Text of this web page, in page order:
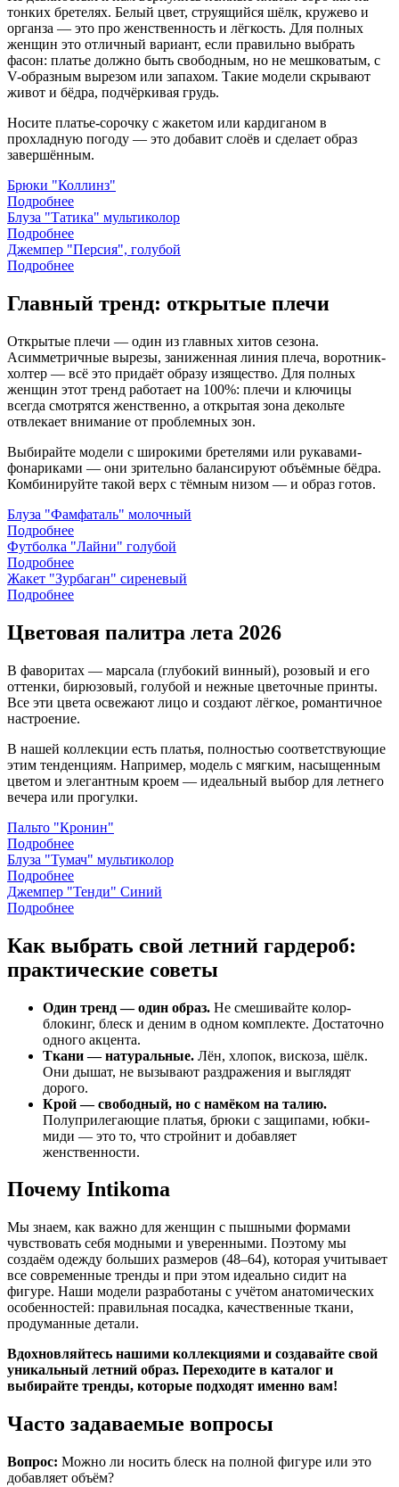
тонких бретелях. Белый цвет, струящийся шёлк, кружево и
органза — это про женственность и лёгкость. Для полных
женщин это отличный вариант, если правильно выбрать
фасон: платье должно быть свободным, но не мешковатым, с
V-образным вырезом или запахом. Такие модели скрывают
живот и бёдра, подчёркивая грудь.
Носите платье-сорочку с жакетом или кардиганом в
прохладную погоду — это добавит слоёв и сделает образ
завершённым.
Брюки "Коллинз"
Подробнее
Блуза "Татика" мультиколор
Подробнее
Джемпер "Персия", голубой
Подробнее
Главный тренд: открытые плечи
Открытые плечи — один из главных хитов сезона.
Асимметричные вырезы, заниженная линия плеча, воротник-
холтер — всё это придаёт образу изящество. Для полных
женщин этот тренд работает на 100%: плечи и ключицы
всегда смотрятся женственно, а открытая зона декольте
отвлекает внимание от проблемных зон.
Выбирайте модели с широкими бретелями или рукавами-
фонариками — они зрительно балансируют объёмные бёдра.
Комбинируйте такой верх с тёмным низом — и образ готов.
Блуза "Фамфаталь" молочный
Подробнее
Футболка "Лайни" голубой
Подробнее
Жакет "Зурбаган" сиреневый
Подробнее
Цветовая палитра лета 2026
В фаворитах — марсала (глубокий винный), розовый и его
оттенки, бирюзовый, голубой и нежные цветочные принты.
Все эти цвета освежают лицо и создают лёгкое, романтичное
настроение.
В нашей коллекции есть платья, полностью соответствующие
этим тенденциям. Например, модель с мягким, насыщенным
цветом и элегантным кроем — идеальный выбор для летнего
вечера или прогулки.
Пальто "Кронин"
Подробнее
Блуза "Тумач" мультиколор
Подробнее
Джемпер "Тенди" Синий
Подробнее
Как выбрать свой летний гардероб:
практические советы
Один тренд — один образ. Не смешивайте колор-
блокинг, блеск и деним в одном комплекте. Достаточно
одного акцента.
Ткани — натуральные. Лён, хлопок, вискоза, шёлк.
Они дышат, не вызывают раздражения и выглядят
дорого.
Крой — свободный, но с намёком на талию.
Полуприлегающие платья, брюки с защипами, юбки-
миди — это то, что стройнит и добавляет
женственности.
Почему Intikoma
Мы знаем, как важно для женщин с пышными формами
чувствовать себя модными и уверенными. Поэтому мы
создаём одежду больших размеров (48–64), которая учитывает
все современные тренды и при этом идеально сидит на
фигуре. Наши модели разработаны с учётом анатомических
особенностей: правильная посадка, качественные ткани,
продуманные детали.
Вдохновляйтесь нашими коллекциями и создавайте свой
уникальный летний образ. Переходите в каталог и
выбирайте тренды, которые подходят именно вам!
Часто задаваемые вопросы
Вопрос: Можно ли носить блеск на полной фигуре или это
добавляет объём?